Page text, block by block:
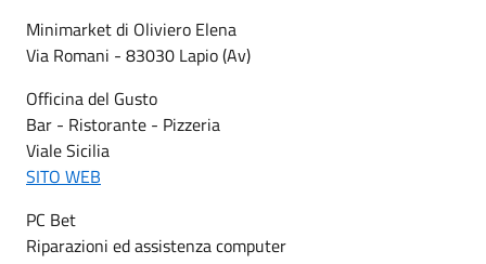
Minimarket di Oliviero Elena
Via Romani - 83030 Lapio (Av)
Officina del Gusto
Bar - Ristorante - Pizzeria
Viale Sicilia
SITO WEB
PC Bet
Riparazioni ed assistenza computer